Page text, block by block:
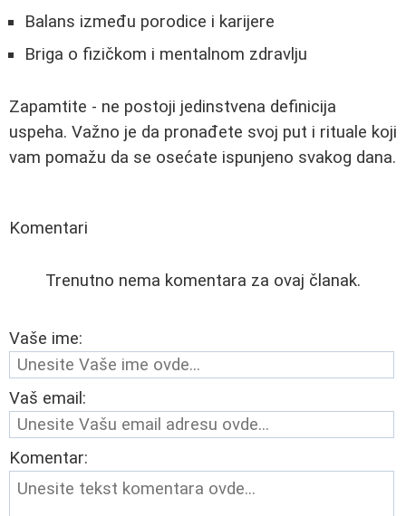
Balans između porodice i karijere
Briga o fizičkom i mentalnom zdravlju
Zapamtite - ne postoji jedinstvena definicija
uspeha. Važno je da pronađete svoj put i rituale koji
vam pomažu da se osećate ispunjeno svakog dana.
Komentari
Trenutno nema komentara za ovaj članak.
Vaše ime:
Vaš email:
Komentar: